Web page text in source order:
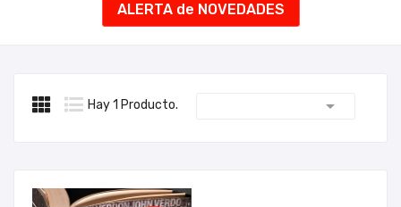
ALERTA de NOVEDADES
Hay 1 Producto. 